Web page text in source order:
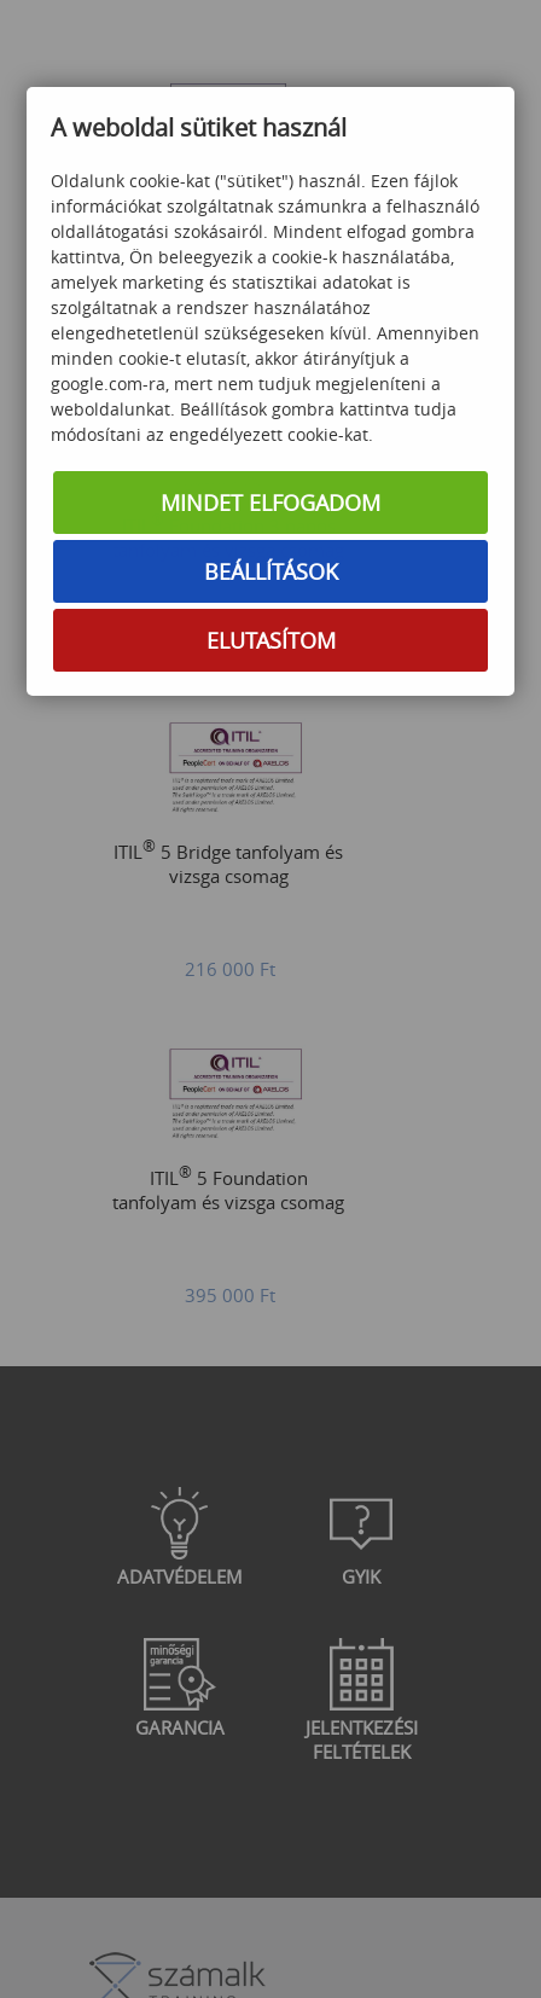
PRINCE2®Practitioner 7th
tanfolyam és vizsga csomag
509 000Ft
554 500Ft
ITIL® 5 Bridge tanfolyam és
vizsga csomag
216 000 Ft
ITIL® 5 Foundation
tanfolyam és vizsga csomag
395 000 Ft
ADATVÉDELEM GYIK
GARANCIA
JELENTKEZÉSI
FELTÉTELEK
A weboldal sütiket használ
Oldalunk cookie-kat ("sütiket") használ. Ezen fájlok
információkat szolgáltatnak számunkra a felhasználó
oldallátogatási szokásairól. Mindent elfogad gombra
kattintva, Ön beleegyezik a cookie-k használatába,
amelyek marketing és statisztikai adatokat is
szolgáltatnak a rendszer használatához
elengedhetetlenül szükségeseken kívül. Amennyiben
minden cookie-t elutasít, akkor átirányítjuk a
google.com-ra, mert nem tudjuk megjeleníteni a
weboldalunkat. Beállítások gombra kattintva tudja
módosítani az engedélyezett cookie-kat.
MINDET ELFOGADOM
BEÁLLÍTÁSOK
ELUTASÍTOM